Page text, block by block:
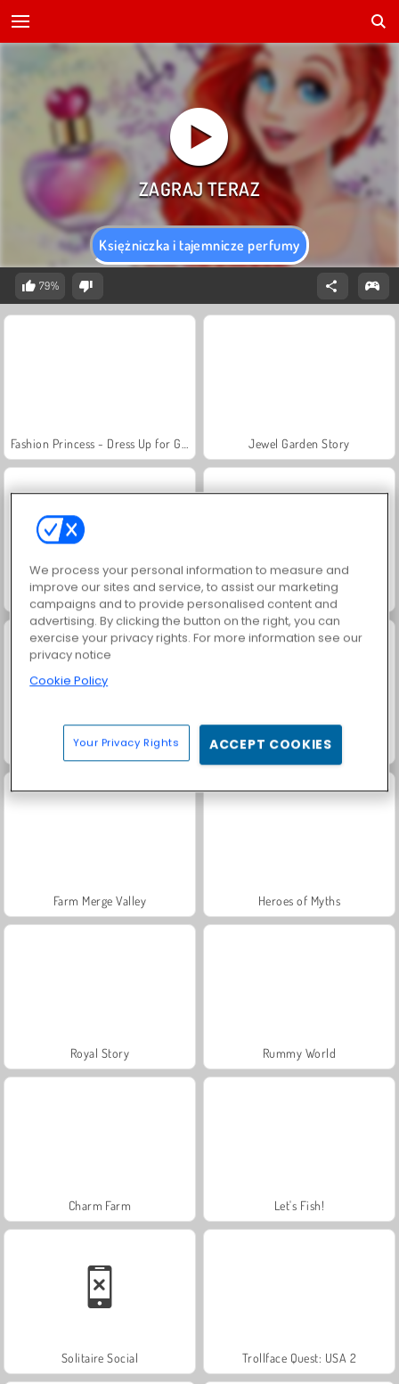
Księżniczka i tajemnicze perfumy
79%
Jewel Garden Story
Masha and the Bear: Meadows Scala 40
Juice Merge Grand Mahjong Connect
Farm Merge Valley Heroes of Myths
Royal Story Rummy World
Charm Farm Let's Fish!
Solitaire Social Trollface Quest: USA 2
We process your personal information to measure and
improve our sites and service, to assist our marketing
campaigns and to provide personalised content and
advertising. By clicking the button on the right, you can
exercise your privacy rights. For more information see our
privacy notice
Cookie Policy
Your Privacy Rights ACCEPT COOKIES